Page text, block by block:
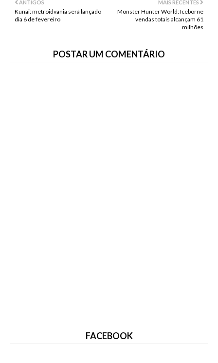
MAIS RECENTES
Monster Hunter World: Iceborne
vendas totais alcançam 61
milhões
ANTIGOS
Kunai: metroidvania será lançado
dia 6 de fevereiro
POSTAR UM COMENTÁRIO
FACEBOOK